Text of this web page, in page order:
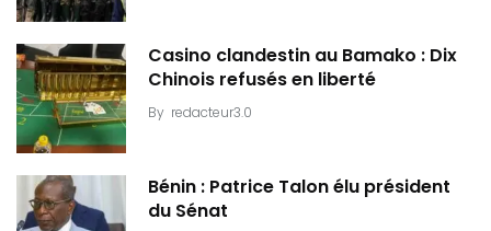
Casino clandestin au Bamako : Dix
Chinois refusés en liberté
By redacteur3.0
Bénin : Patrice Talon élu président
du Sénat